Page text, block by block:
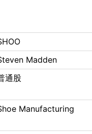
Madden
通股
Manufacturing